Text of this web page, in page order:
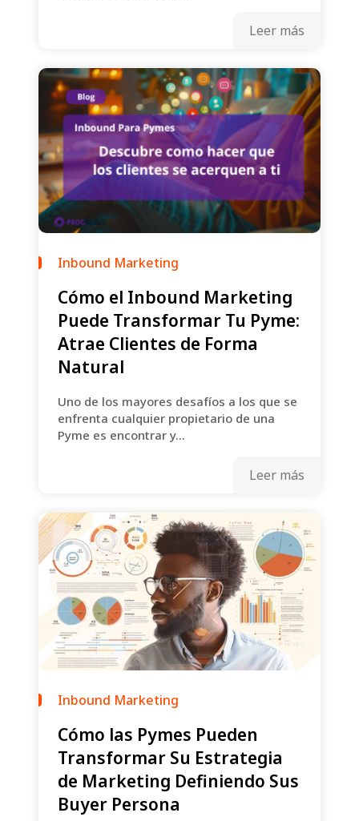
Leer más
Inbound Marketing
Cómo el Inbound Marketing
Puede Transformar Tu Pyme:
Atrae Clientes de Forma
Natural
Uno de los mayores desafíos a los que se
enfrenta cualquier propietario de una
Pyme es encontrar y...
Leer más
Inbound Marketing
Cómo las Pymes Pueden
Transformar Su Estrategia
de Marketing Definiendo Sus
Buyer Persona